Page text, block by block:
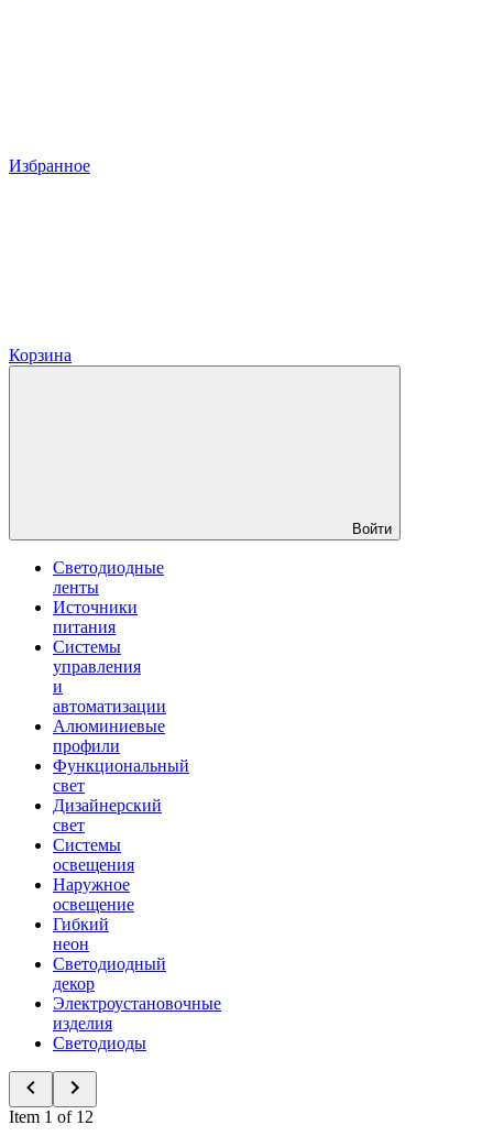
Избранное
Корзина
Войти
Светодиодные
ленты
Источники
питания
Системы
управления
и
автоматизации
Алюминиевые
профили
Функциональный
свет
Дизайнерский
свет
Системы
освещения
Наружное
освещение
Гибкий
неон
Светодиодный
декор
Электроустановочные
изделия
Светодиоды
Item 1 of 12